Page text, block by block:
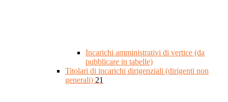
Incarichi amministrativi di vertice (da
pubblicare in tabelle)
Titolari di incarichi dirigenziali (dirigenti non
generali) 21